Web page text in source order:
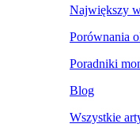
Największy
Porównania
Poradniki
Blog
Wszystkie